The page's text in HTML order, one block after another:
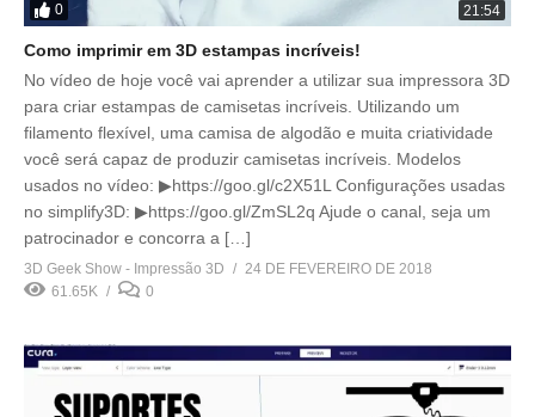
0 21:54
Como imprimir em 3D estampas incríveis!
No vídeo de hoje você vai aprender a utilizar sua impressora 3D
para criar estampas de camisetas incríveis. Utilizando um
filamento flexível, uma camisa de algodão e muita criatividade
você será capaz de produzir camisetas incríveis. Modelos
usados no vídeo: ▶https://goo.gl/c2X51L Configurações usadas
no simplify3D: ▶https://goo.gl/ZmSL2q Ajude o canal, seja um
patrocinador e concorra a […]
3D Geek Show - Impressão 3D
24 DE FEVEREIRO DE 2018
61.65K
0